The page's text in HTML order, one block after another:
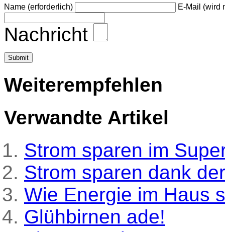
Name (erforderlich) E-Mail (wird
Nachricht
Weiterempfehlen
Verwandte Artikel
Strom sparen im
Strom sparen dank
Wie Energie im Haus
Glühbirnen ade!